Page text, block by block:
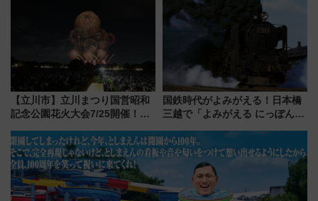
【立川市】立川まつり国営昭和
記念公園花火大会7/25開催！
混雑に要注意、その理由は
国鉄時代がよみがえる！日本橋
三越で「よみがえる にっぽんの
敬の名作写真も、駅弁フェスも
同時開催！